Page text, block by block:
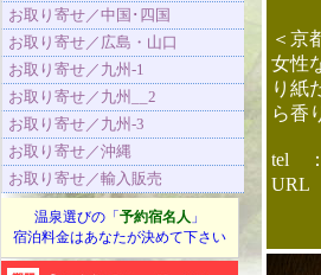
お取り寄せ／中国･四国
お取り寄せ／広島・山口
お取り寄せ／九州-1
お取り寄せ／九州__2
お取り寄せ／九州-3
お取り寄せ／沖縄
お取り寄せ／輸入販売
温泉選びの「 予約宿名人 」
宿泊料金はあなたが決めて下さい
＜京
女性
り紙
ら香
tel ：
URL